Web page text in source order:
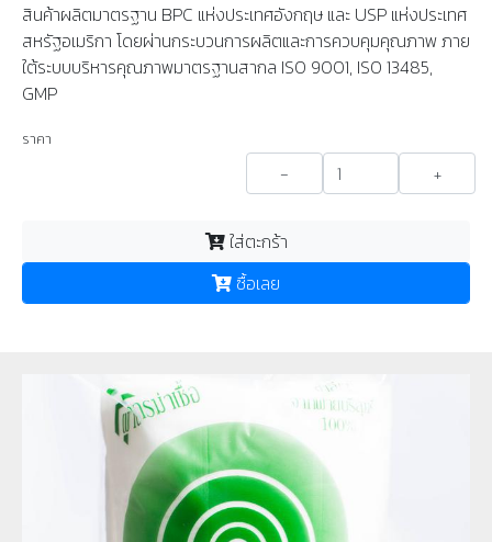
สินค้าผลิตมาตรฐาน BPC แห่งประเทศอังกฤษ และ USP แห่งประเทศ
สหรัฐอเมริกา โดยผ่านกระบวนการผลิตและการควบคุมคุณภาพ ภาย
ใต้ระบบบริหารคุณภาพมาตรฐานสากล ISO 9001, ISO 13485,
GMP
ราคา
- +
ใส่ตะกร้า
ซื้อเลย